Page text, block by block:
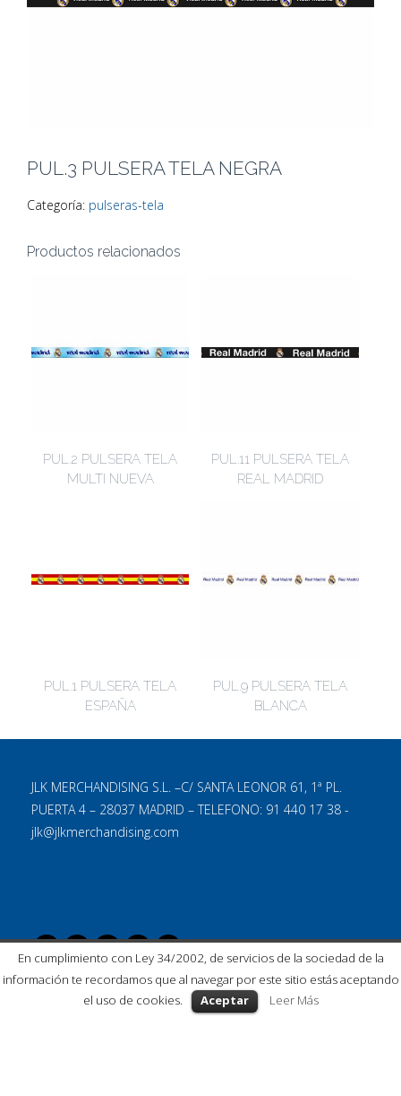
PUL.3 PULSERA TELA NEGRA
Categoría: pulseras-tela
Productos relacionados
PUL.2 PULSERA TELA
MULTI NUEVA
PUL.11 PULSERA TELA
REAL MADRID
PUL.1 PULSERA TELA
ESPAÑA
PUL.9 PULSERA TELA
BLANCA
JLK MERCHANDISING S.L. –C/ SANTA LEONOR 61, 1ª PL.
PUERTA 4 – 28037 MADRID – TELEFONO: 91 440 17 38 -
jlk@jlkmerchandising.com
En cumplimiento con Ley 34/2002, de servicios de la sociedad de la
información te recordamos que al navegar por este sitio estás aceptando
el uso de cookies.
Aceptar Leer Más